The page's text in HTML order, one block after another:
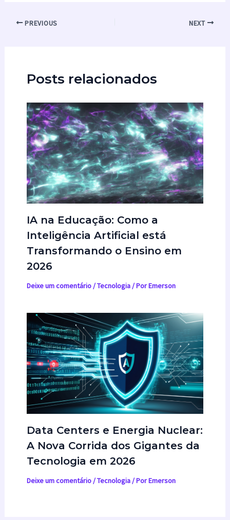
PREVIOUS NEXT
Posts relacionados
IA na Educação: Como a
Inteligência Artificial está
Transformando o Ensino em
2026
Deixe um comentário/Tecnologia/ PorEmerson
Data Centers e Energia Nuclear:
A Nova Corrida dos Gigantes da
Tecnologia em 2026
Deixe um comentário/Tecnologia/ PorEmerson